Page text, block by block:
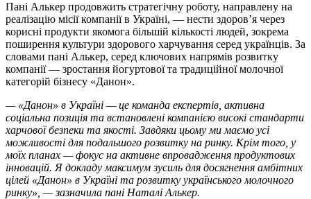
Пані Алькер продовжить стратегічну роботу, направлену на
реалізацію місії компанії в Україні, — нести здоров’я через
корисні продукти якомога більшій кількості людей, зокрема
поширення культури здорового харчування серед українців. За
словами пані Алькер, серед ключових напрямів розвитку
компанії — зростання йогуртової та традиційної молочної
категорій бізнесу «Данон».
— «Данон» в Україні — це команда експертів, активна
соціальна позиція та встановлені компанією високі стандарти
харчової безпеки та якості. Завдяки цьому ми маємо усі
можливості для подальшого розвитку на ринку. Крім того, у
моїх планах — фокус на активне впровадження продуктових
інновацій. Я докладу максимум зусиль для досягнення амбітних
цілей «Данон» в Україні та розвитку українського молочного
ринку», — зазначила пані Наталі Алькер.